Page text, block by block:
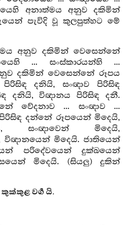
අනාත්මය අනුව දකිමින්
පැවිදි වූ කුලපුත්හට මේ
අනුව දකිමින් වෙසෙන්නේ
... සංස්කාරයන්හි ...
දකිමින් වෙසෙන්නේ රූපය
දනියි, සංඥාව පිරිසිඳ
දනියි, විඥානය පිරිසිඳ දනී.
වේදනාව ... සංඥාව ...
දන්නේ රූපයෙන් මිදෙයි,
සංඥාවෙන් මිදෙයි,
විඥානයෙන් මිදෙයි. ජාතියෙන්
පරිදේවයෙන් දුක්ඛයෙන්
මිදෙයි. (සියලු) දුකින්
වර්‍ග යි.